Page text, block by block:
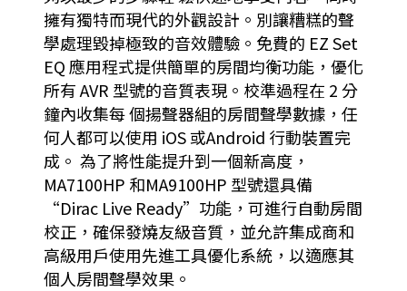
擁有獨特而現代的外觀設計。別讓糟糕的聲
學處理毀掉極致的音效體驗。免費的 EZ Set
EQ 應用程式提供簡單的房間均衡功能，優化
所有 AVR 型號的音質表現。校準過程在 2 分
鐘內收集每 個揚聲器組的房間聲學數據，任
何人都可以使用 iOS 或Android 行動裝置完
成。 為了將性能提升到一個新高度，
MA7100HP 和MA9100HP 型號還具備
“Dirac Live Ready”功能，可進行自動房間
校正，確保發燒友級音質，並允許集成商和
高級用戶使用先進工具優化系統，以適應其
個人房間聲學效果。